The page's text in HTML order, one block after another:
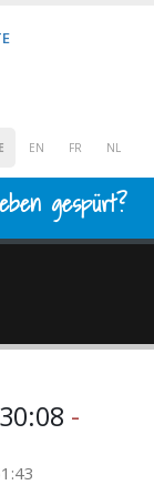
EN FR NL
gespürt?
-